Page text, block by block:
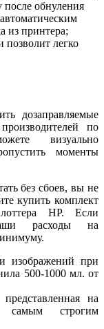
после обнуления
из принтера;
позволит легко
дозаправляемые
по
визуально
моменты
без сбоев, вы не
купить комплект
HP. Если
расходы на
изображений при
500-1000 мл. от
на
самым строгим